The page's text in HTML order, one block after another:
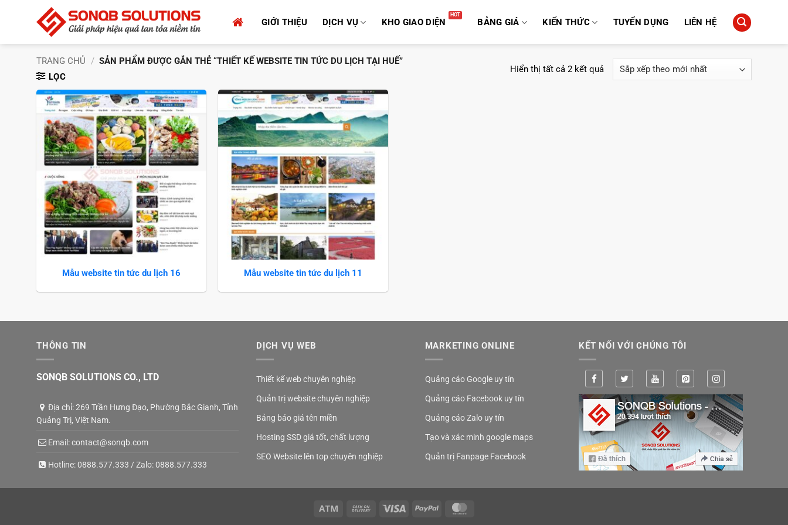
GIỚI THIỆU DỊCH VỤ KHO GIAO DIỆN BẢNG GIÁ KIẾN THỨC TUYỂN DỤNG LIÊN HỆ
TRANG CHỦ / SẢN PHẨM ĐƯỢC GẮN THẺ “THIẾT KẾ WEBSITE TIN TỨC DU LỊCH TẠI HUẾ”
LỌC
Hiển thị tất cả 2 kết quả
sắp
Mẫu website tin tức du lịch 16 Mẫu website tin tức du lịch 11
THÔNG TIN
SONQB SOLUTIONS CO., LTD
Địa chỉ: 269 Trần Hưng Đạo, Phường Bắc Gianh, Tỉnh
Quảng Trị, Việt Nam.
Email:contact@sonqb.com
Hotline:0888.577.333 / Zalo:0888.577.333
DỊCH VỤ WEB
Thiết kế web chuyên nghiệp
Quản trị website chuyên nghiệp
Bảng báo giá tên miền
Hosting SSD giá tốt, chất lượng
SEO Website lên top chuyên nghiệp
MARKETING ONLINE
Quảng cáo Google uy tín
Quảng cáo Facebook uy tín
Quảng cáo Zalo uy tín
Tạo và xác minh google maps
Quản trị Fanpage Facebook
KẾT NỐI VỚI CHÚNG TÔI
Atm
Cash
Visa PayPal